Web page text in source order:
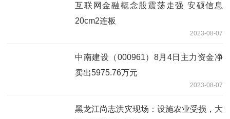
互联网金融概念股震荡走强 安硕信息
20cm2连板
2023-08-07
中南建设（000961）8月4日主力资金净
卖出5975.76万元
2023-08-07
黑龙江尚志洪灾现场：设施农业受损，大